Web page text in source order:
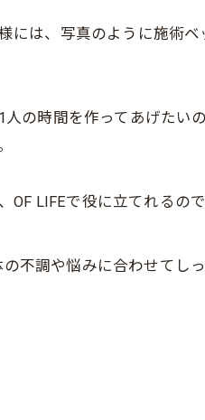
は、写真のように施術ベ
の時間を作ってあげたいの
OF LIFEで役に立てれるの
不調や悩みに合わせて